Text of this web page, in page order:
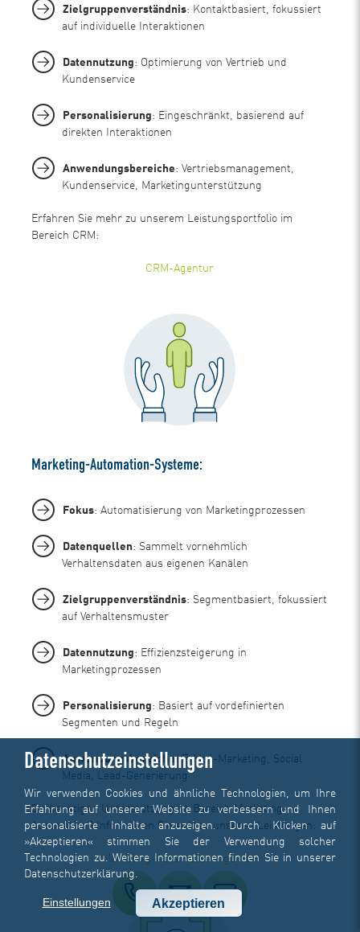
Zielgruppenverständnis: Kontaktbasiert, fokussiert
auf individuelle Interaktionen
Datennutzung: Optimierung von Vertrieb und
Kundenservice
Personalisierung: Eingeschränkt, basierend auf
direkten Interaktionen
Anwendungsbereiche: Vertriebsmanagement,
Kundenservice, Marketingunterstützung
Erfahren Sie mehr zu unserem Leistungsportfolio im
Bereich CRM:
CRM-Agentur
Marketing-Automation-Systeme:
Fokus: Automatisierung von Marketingprozessen
Datenquellen: Sammelt vornehmlich
Verhaltensdaten aus eigenen Kanälen
Zielgruppenverständnis: Segmentbasiert, fokussiert
auf Verhaltensmuster
Datennutzung: Effizienzsteigerung in
Marketingprozessen
Personalisierung: Basiert auf vordefinierten
Segmenten und Regeln
Anwendungsbereiche: E-Mail-Marketing, Social
Media, Lead-Generierung
Sie benötigen Unterstützung im Bereich Marketing-
Automation? Informieren Sie sich zu unseren Leistungen:
Marketing-Automation-Agentur
Datenschutzeinstellungen
Wir verwenden Cookies und ähnliche Technologien, um Ihre
Erfahrung auf unserer Website zu verbessern und Ihnen
personalisierte Inhalte anzuzeigen. Durch Klicken auf
»Akzeptieren« stimmen Sie der Verwendung solcher
Technologien zu. Weitere Informationen finden Sie in unserer
Datenschutzerklärung
Einstellungen Akzeptieren